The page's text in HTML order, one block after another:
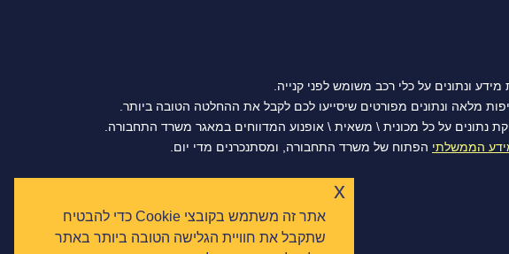
ונתונים על כלי רכב משומש לפני קנייה.
נתונים על כל מכונית \ משאית \ אופנוע המדווחים במאגר משרד התחבורה.
הממשלתי הפתוח של משרד התחבורה, ומסתנכרנים מדי יום.
אתר זה משתמש בקובצי Cookie כדי להבטיח
שתקבל את חוויית הגלישה הטובה ביותר באתר
x